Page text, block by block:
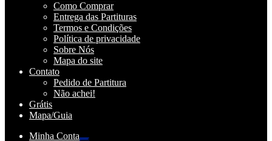
Como Comprar
Entrega das Partituras
Termos e Condições
Política de privacidade
Sobre Nós
Mapa do site
Contato
Pedido de Partitura
Não achei!
Grátis
Mapa/Guia
Minha Conta